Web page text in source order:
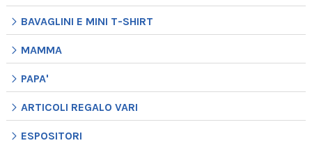
BAVAGLINI E MINI T-SHIRT
MAMMA
PAPA'
ARTICOLI REGALO VARI
ESPOSITORI